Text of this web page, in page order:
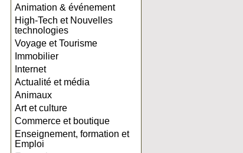
Animation & événement
High-Tech et Nouvelles
technologies
Voyage et Tourisme
Immobilier
Internet
Actualité et média
Animaux
Art et culture
Commerce et boutique
Enseignement, formation et
Emploi